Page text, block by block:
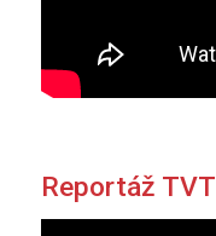
Reportáž TVT